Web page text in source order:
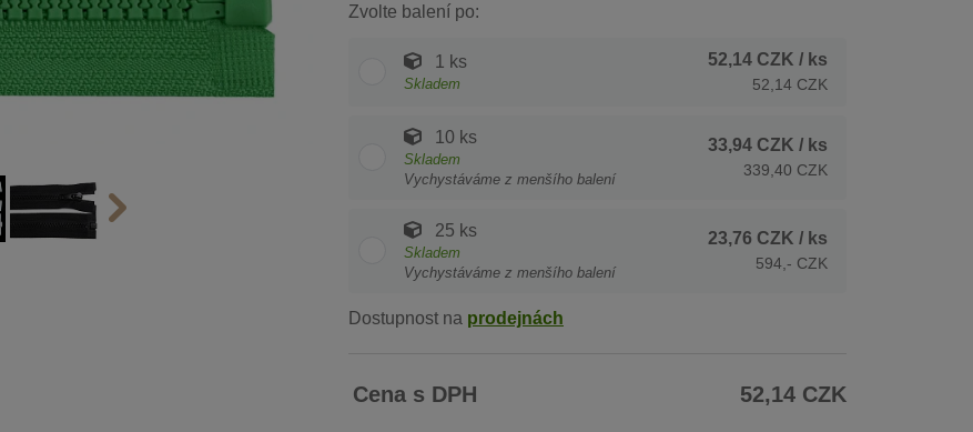
Zvolte balení po:
1 ks
Skladem
52,14 CZK / ks
52,14 CZK
10 ks
Skladem
Vychystáváme z menšího balení
33,94 CZK / ks
339,40 CZK
25 ks
Skladem
Vychystáváme z menšího balení
23,76 CZK / ks
594,- CZK
Dostupnost na prodejnách
Cena s DPH 52,14 CZK